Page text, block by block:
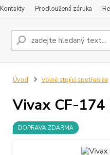
Kontakty Prodloužená záruka
Úvod Volně stojící spotřebiče
Vivax CF-174
DOPRAVA ZDARMA